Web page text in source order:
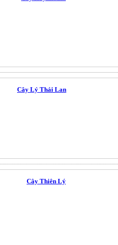
Cây Lý Thái Lan
Cây Thiên Lý